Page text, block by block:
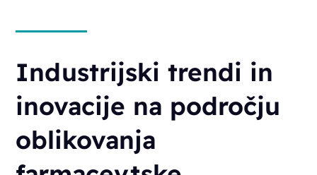
Industrijski trendi in
inovacije na področju
oblikovanja